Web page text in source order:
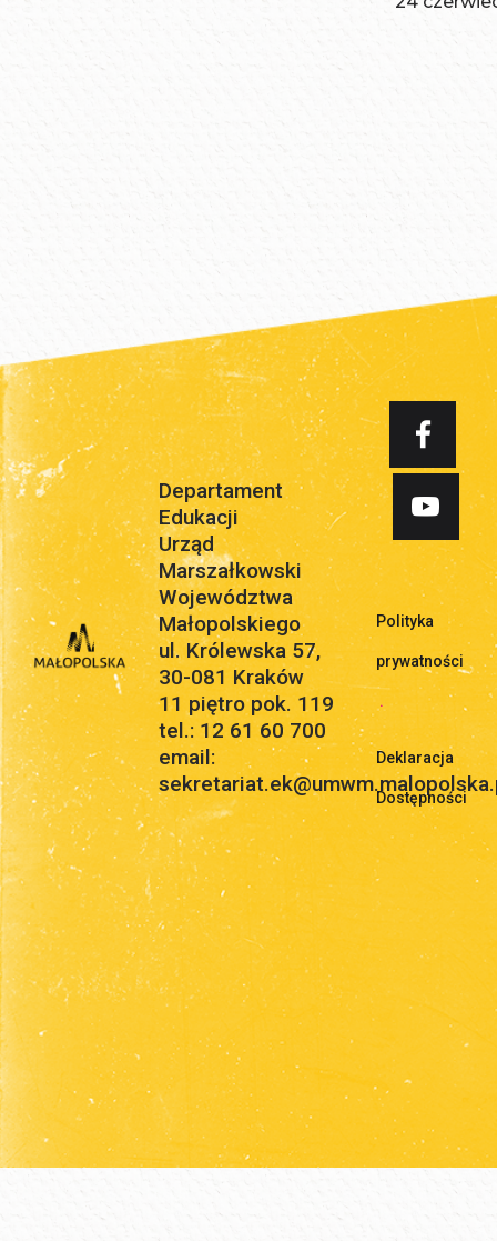
Departament
Edukacji
Urząd
Marszałkowski
Województwa
Małopolskiego
ul. Królewska 57,
30-081 Kraków
11 piętro pok. 119
tel.: 12 61 60 700
email:
Polityka
prywatności
.
Deklaracja
Dostępności